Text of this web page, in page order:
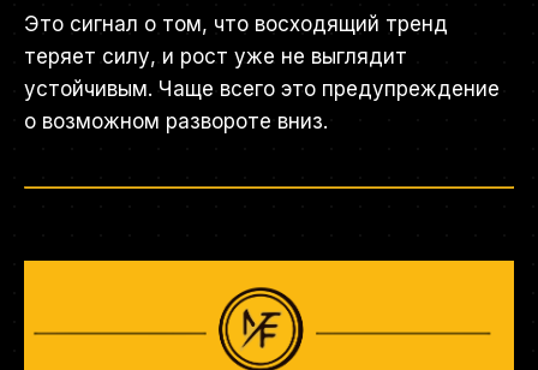
Это сигнал о том, что восходящий тренд
теряет силу, и рост уже не выглядит
устойчивым. Чаще всего это предупреждение
о возможном развороте вниз.